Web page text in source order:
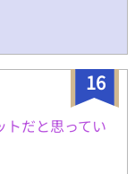
16
トだと思ってい